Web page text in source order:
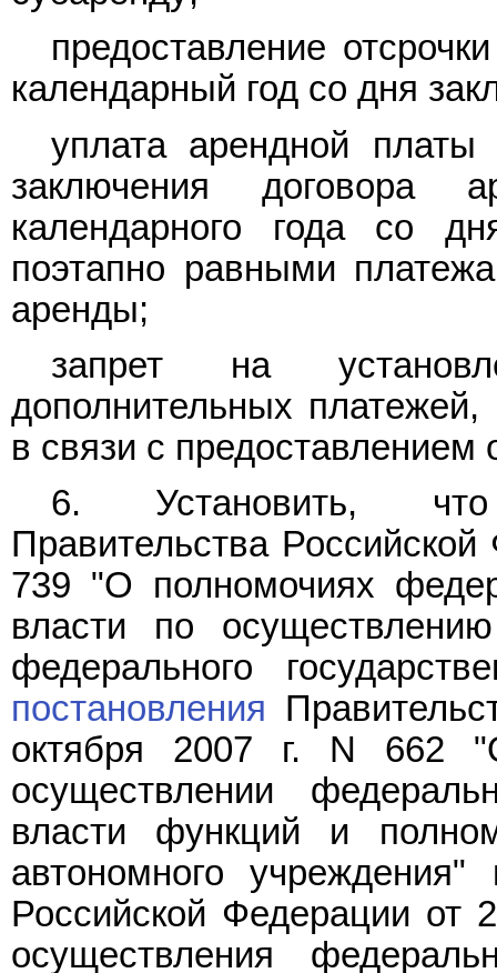
предоставление
календарный год со дня
уплата арендной
заключения договора
календарного года со
поэтапно равными
аренды;
запрет на
дополнительных
в связи с предоставлением
6. Установить,
Правительства
739 "О полномочиях
власти по
федерального
постановления
октября 2007 г. N 662
осуществлении
власти функций и
автономного
Российской Федерации от
осуществления